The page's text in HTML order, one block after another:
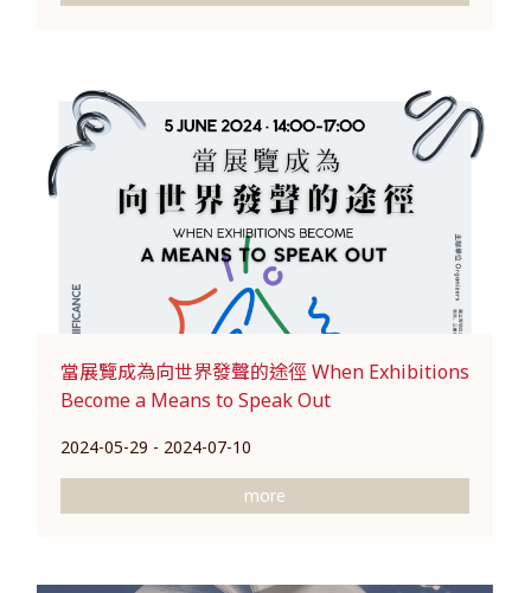
當展覽成為向世界發聲的途徑 When Exhibitions
Become a Means to Speak Out
2024-05-29 - 2024-07-10
more